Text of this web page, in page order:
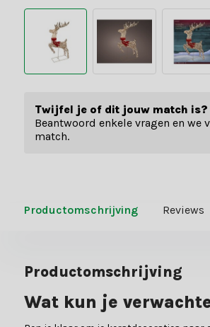
Twijfel je of dit jouw match is?
Beantwoord enkele vragen en we
match.
Productomschrijving Reviews
Productomschrijving
Wat kun je